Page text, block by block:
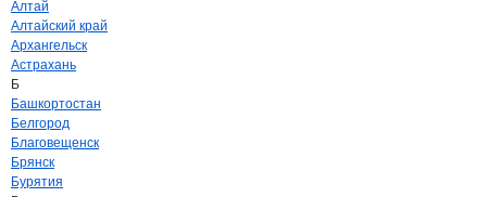
Алтай
Алтайский край
Архангельск
Астрахань
Б
Башкортостан
Белгород
Благовещенск
Брянск
Бурятия